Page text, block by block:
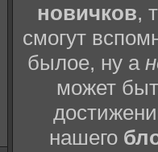
новичков,
смогут
былое, ну а
может
нашего